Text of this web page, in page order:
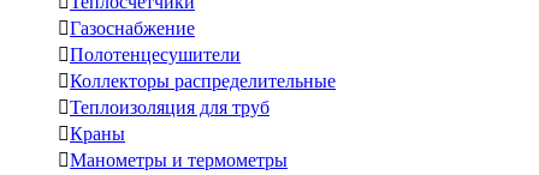
Газоснабжение
Полотенцесушители
Коллекторы распределительные
Теплоизоляция для труб
Краны
Манометры и термометры